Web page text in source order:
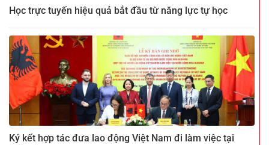
Học trực tuyến hiệu quả bắt đầu từ năng lực tự học
Ký kết hợp tác đưa lao động Việt Nam đi làm việc tại